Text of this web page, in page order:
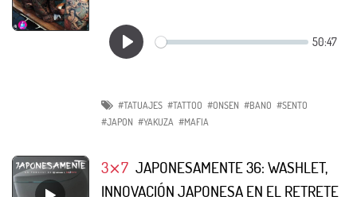
#TATUAJES #TATTOO #ONSEN #BANO #SENTO
#JAPON #YAKUZA #MAFIA
3⨯7 JAPONESAMENTE 36: WASHLET,
INNOVACIÓN JAPONESA EN EL RETRETE